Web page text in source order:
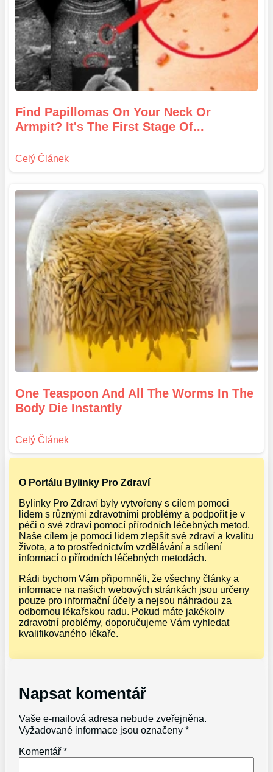
Find Papillomas On Your Neck Or
Armpit? It's The First Stage Of...
One Teaspoon And All The Worms In The
Body Die Instantly
O Portálu Bylinky Pro Zdraví
Bylinky Pro Zdraví byly vytvořeny s cílem pomoci
lidem s různými zdravotními problémy a podpořit je v
péči o své zdraví pomocí přírodních léčebných metod.
Naše cílem je pomoci lidem zlepšit své zdraví a kvalitu
života, a to prostřednictvím vzdělávání a sdílení
informací o přírodních léčebných metodách.
Rádi bychom Vám připomněli, že všechny články a
informace na našich webových stránkách jsou určeny
pouze pro informační účely a nejsou náhradou za
odbornou lékařskou radu. Pokud máte jakékoliv
zdravotní problémy, doporučujeme Vám vyhledat
kvalifikovaného lékaře.
Napsat komentář
Vaše e-mailová adresa nebude zveřejněna.
Vyžadované informace jsou označeny*
Komentář*